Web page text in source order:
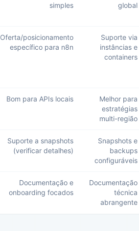
simples
global
Oferta/posicionamento
específico para n8n
Suporte via
instâncias e
containers
Bom para APIs locais
Melhor para
estratégias
multi-região
Suporte a snapshots
(verificar detalhes)
Snapshots e
backups
configuráveis
Documentação e
onboarding focados
Documentação
técnica
abrangente